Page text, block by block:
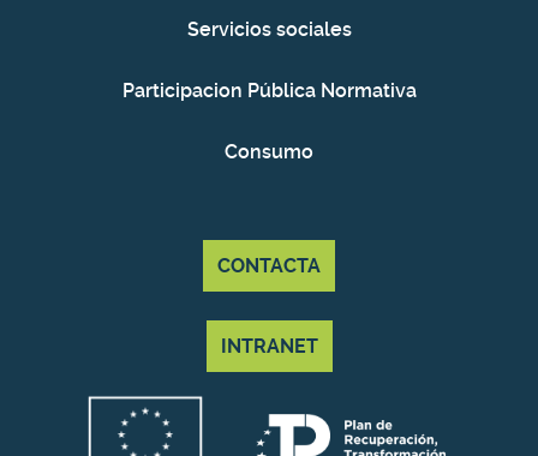
Servicios sociales
Participacion Pública Normativa
Consumo
CONTACTA
INTRANET